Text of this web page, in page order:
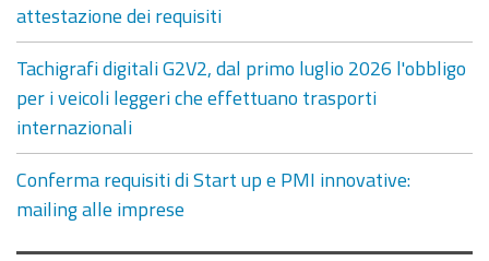
attestazione dei requisiti
Tachigrafi digitali G2V2, dal primo luglio 2026 l'obbligo
per i veicoli leggeri che effettuano trasporti
internazionali
Conferma requisiti di Start up e PMI innovative:
mailing alle imprese